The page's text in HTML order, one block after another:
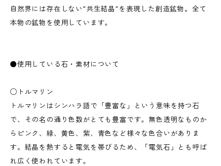
自然界には存在しない"共生結晶"を表現した創造鉱物。全て
本物の鉱物を使用しています。
●使用している石・素材について
○トルマリン
トルマリンはシンハラ語で「豊富な」という意味を持つ石
で、その名の通り色数がとても豊富です。無色透明なものか
らピンク、緑、黄色、紫、青色など様々な色合いがありま
す。結晶を熱すると電気を帯びるため、「電気石」とも呼ば
れ広く使われています。